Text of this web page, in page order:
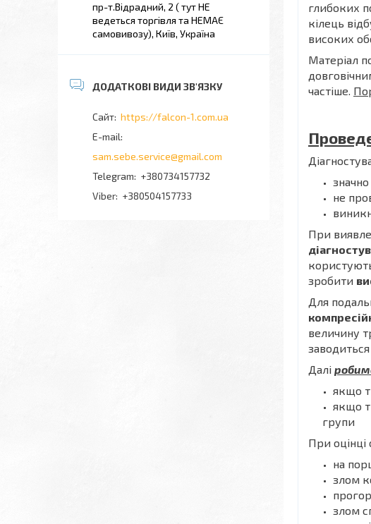
глибоких
кілець
високих
Матеріал
частіше.
не
При
зробити
Для
величину
заводиться
Далі
якщо
якщо
групи
При оцінці
на
злом
злом
пр-т.Відрадний, 2 ( тут НЕ
ведеться торгівля та НЕМАЄ
самовивозу), Київ, Україна
https://falcon-1.com.ua
sam.sebe.service@gmail.com
+380734157732
+380504157733